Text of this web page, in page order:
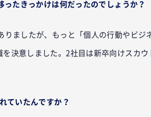
たきっかけは何だったのでしょうか？
りましたが、もっと「個人の行動やビジ
決意しました。2社目は新卒向けスカ
ていたんですか？